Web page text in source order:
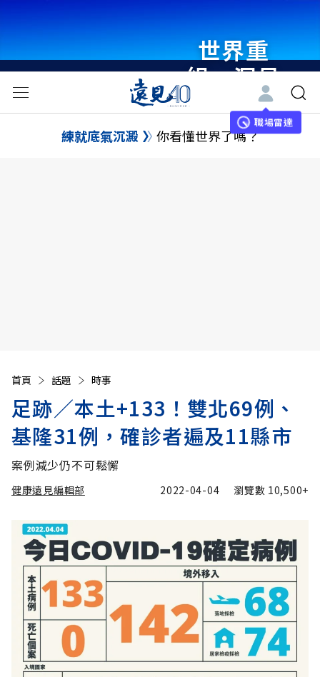
世界重
組・洞見
未來 與
世界領袖
職場雷達
練就底氣沉澱 你看懂世界了嗎？
首頁 話題 時事
足跡／本土+133！雙北69例、
基隆31例，確診者遍及11縣市
案例減少仍不可鬆懈
健康遠見編輯部 2022-04-04 瀏覽數 10,500+